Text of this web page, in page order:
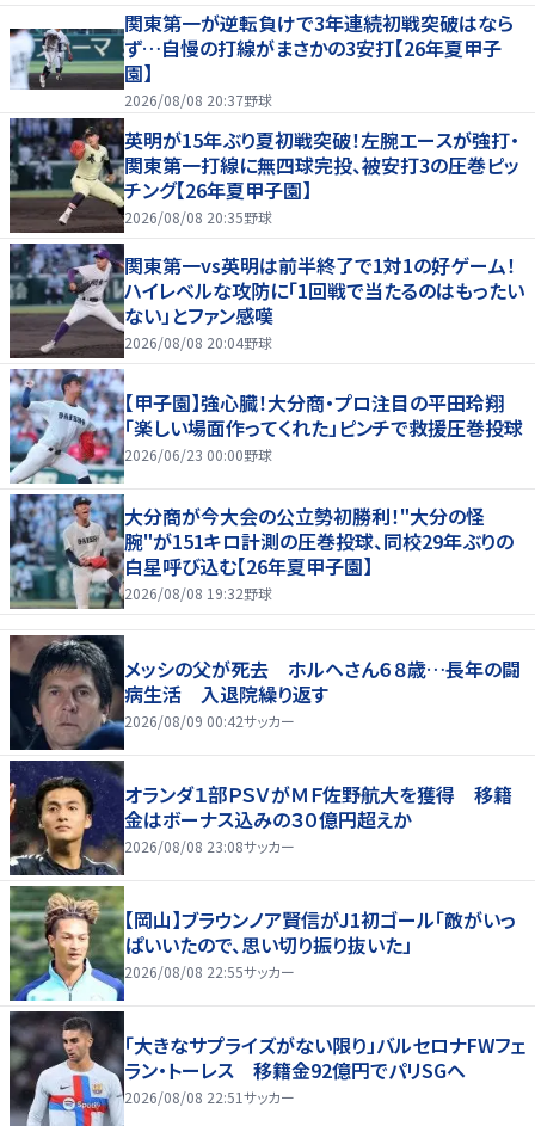
関東第一が逆転負けで3年連続初戦突破はなら
ず…自慢の打線がまさかの3安打【26年夏甲子
園】
2026/08/08 20:37野球
英明が15年ぶり夏初戦突破！左腕エースが強打・
関東第一打線に無四球完投、被安打3の圧巻ピッ
チング【26年夏甲子園】
2026/08/08 20:35野球
関東第一vs英明は前半終了で1対1の好ゲーム！
ハイレベルな攻防に「1回戦で当たるのはもったい
ない」とファン感嘆
2026/08/08 20:04野球
【甲子園】強心臓！大分商・プロ注目の平田玲翔
「楽しい場面作ってくれた」ピンチで救援圧巻投球
2026/06/23 00:00野球
大分商が今大会の公立勢初勝利！"大分の怪
腕"が151キロ計測の圧巻投球、同校29年ぶりの
白星呼び込む【26年夏甲子園】
2026/08/08 19:32野球
メッシの父が死去 ホルヘさん６８歳…長年の闘
病生活 入退院繰り返す
2026/08/09 00:42サッカー
オランダ１部ＰＳＶがＭＦ佐野航大を獲得 移籍
金はボーナス込みの３０億円超えか
2026/08/08 23:08サッカー
【岡山】ブラウンノア賢信がJ1初ゴール「敵がいっ
ぱいいたので、思い切り振り抜いた」
2026/08/08 22:55サッカー
「大きなサプライズがない限り」バルセロナFWフェ
ラン・トーレス 移籍金92億円でパリSGへ
2026/08/08 22:51サッカー